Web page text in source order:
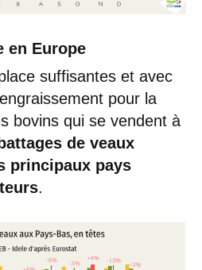
en Europe
suffisantes et avec
pour la
bovins qui se vendent à
de veaux
principaux pays
.